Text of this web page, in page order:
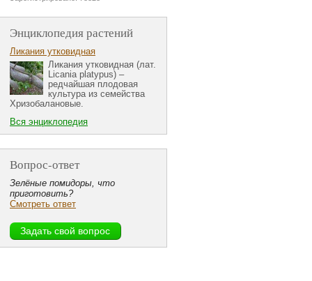
Энциклопедия растений
Ликания утковидная
Ликания утковидная (лат.
Licania platypus) –
редчайшая плодовая
культура из семейства
Хризобалановые.
Вся энциклопедия
Вопрос-ответ
Зелёные помидоры, что
приготовить?
Смотреть ответ